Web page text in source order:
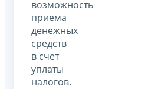
возможность
приема
денежных
средств
в счет
уплаты
налогов.